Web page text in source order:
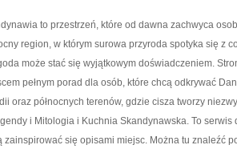
to przestrzeń, które od dawna zachwyca
region, w którym surowa przyroda spotyka się z
może stać się wyjątkowym doświadczeniem.
pełnym porad dla osób, które chcą odkrywać
oraz północnych terenów, gdzie cisza tworzy
i Mitologia i Kuchnia Skandynawska. To serwis
się opisami miejsc. Można tu znaleźć